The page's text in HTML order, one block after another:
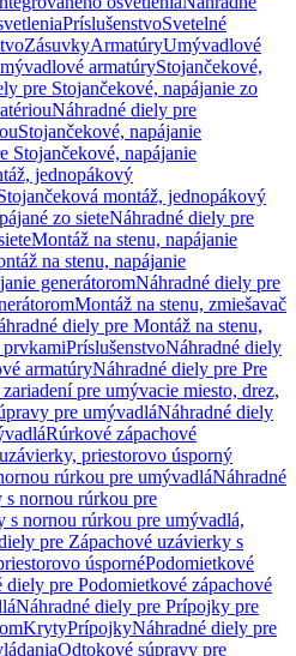
PríslušenstvoSvetelné
ZásuvkyArmatúryUmývadlové
armatúryStojančekové,
pre Stojančekové, napájanie zo
Náhradné diely pre
Stojančekové, napájanie
Stojančekové, napájanie
jednopákový
montáž, jednopákový
zo sieteNáhradné diely pre
Montáž na stenu, napájanie
na stenu, napájanie
generátoromNáhradné diely pre
Montáž na stenu, zmiešavač
diely pre Montáž na stenu,
prvkamiPríslušenstvoNáhradné diely
armatúryNáhradné diely pre Pre
pre umývacie miesto, drez,
pre umývadláNáhradné diely
Rúrkové zápachové
priestorovo úsporný
rúrkou pre umývadláNáhradné
nornou rúrkou pre
s nornou rúrkou pre umývadlá,
pre Zápachové uzávierky s
úspornéPodomietkové
diely pre Podomietkové zápachové
Náhradné diely pre Prípojky pre
KrytyPrípojkyNáhradné diely pre
Odtokové súpravy pre